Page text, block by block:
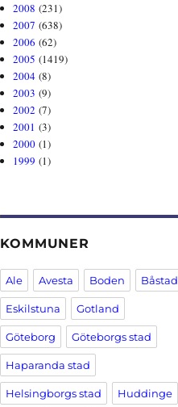
2008 (231)
2007 (638)
2006 (62)
2005 (1419)
2004(8)
2003 (9)
2002 (7)
2001 (3)
2000(1)
1999 (1)
KOMMUNER
Ale Avesta Boden Båstad
Eskilstuna Gotland
Göteborg Göteborgs stad
Haparanda stad
Helsingborgs stad Huddinge